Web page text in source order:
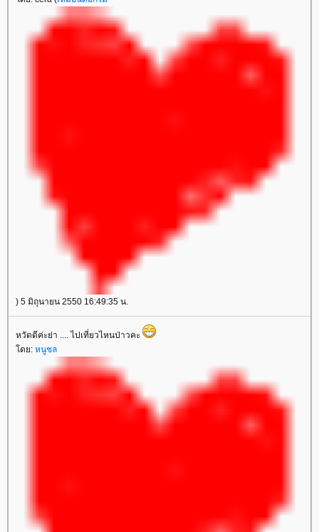
) 5 มิถุนายน 2550 16:49:35 น.
หวัดดีค่ะย่า .... ไปเที่ยวไหนป่าวคะ
ดย: หนูชล